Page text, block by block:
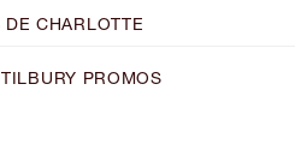
CHARLOTTE
PROMOS